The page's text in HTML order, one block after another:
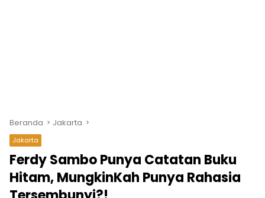
Beranda Jakarta
Jakarta
Ferdy Sambo Punya Catatan Buku
Hitam, MungkinKah Punya Rahasia